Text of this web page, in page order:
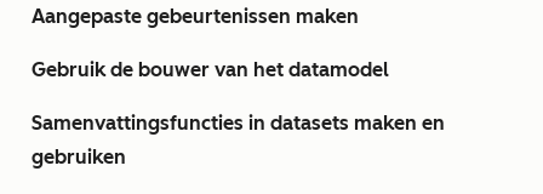
Aangepaste gebeurtenissen maken
Gebruik de bouwer van het datamodel
Samenvattingsfuncties in datasets maken en
gebruiken